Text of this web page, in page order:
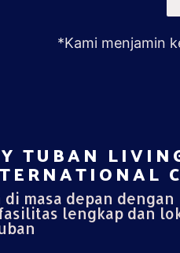
*Kami menjamin
TUBAN
masa depan dengan
lengkap dan